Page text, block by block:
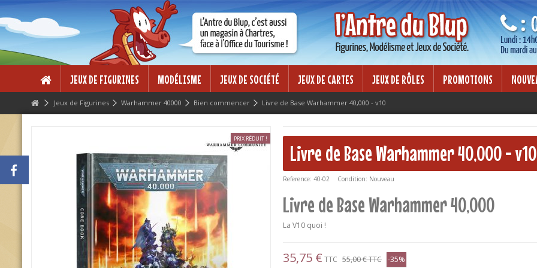
Lorem ipsum dolor sit amet
Lorem ipsum dolor sit amet, consectetur adipisicing elit, sed do eiusmod tempor incididunt ut labore et
dolore magna aliqua. Ut enim ad minim veniam, quis nostrud exercitation ullamco laboris nisi ut aliquip ex
ea commodo consequat.
Lorem ipsum dolor sit amet
Lorem ipsum dolor sit amet,
dolore magna aliqua. Ut enim ad
JEUX DE FIGURINES MODÉLISME JEUX DE SOCIÉTÉ JEUX DE CARTES JEUX DE RÔLES PROMOTIONS
Jeux de Figurines Warhammer 40000 Bien commencer Livre de Base Warhammer 40,000 - v10
PRIX RÉDUIT !
Livre de Base Warhammer 40,000 - v10
Reference: 40-02 Condition: Nouveau
Livre de Base Warhammer 40,000
La V10 quoi !
35,75 € TTC 55,00 €TTC -35%